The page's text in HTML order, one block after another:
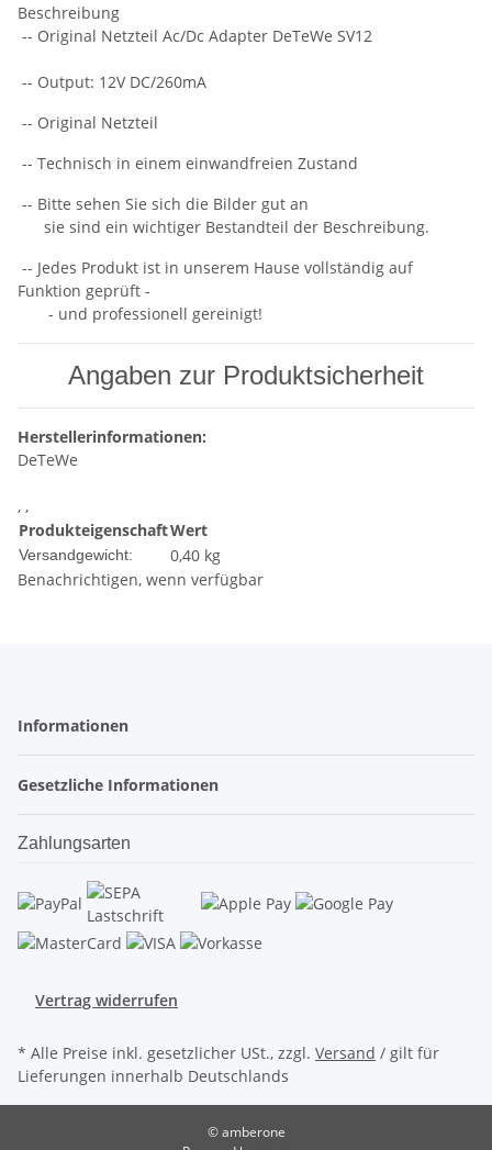
Beschreibung
-- Original Netzteil Ac/Dc Adapter DeTeWe SV12
-- Output: 12V DC/260mA
-- Original Netzteil
-- Technisch in einem einwandfreien Zustand
-- Bitte sehen Sie sich die Bilder gut an
sie sind ein wichtiger Bestandteil der Beschreibung.
-- Jedes Produkt ist in unserem Hause vollständig auf
Funktion geprüft -
- und professionell gereinigt!
Angaben zur Produktsicherheit
Herstellerinformationen:
DeTeWe
, ,
ProdukteigenschaftWert
Versandgewicht:
0,40 kg
Benachrichtigen, wenn verfügbar
Informationen
Gesetzliche Informationen
Zahlungsarten
Vertrag widerrufen
* Alle Preise inkl. gesetzlicher USt., zzgl. Versand / gilt für
Lieferungen innerhalb Deutschlands
© amberone